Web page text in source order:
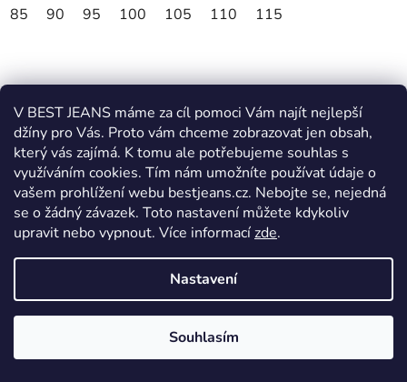
V BEST JEANS máme za cíl pomoci Vám najít nejlepší
džíny pro Vás. Proto vám chceme zobrazovat jen obsah,
který vás zajímá. K tomu ale potřebujeme souhlas s
využíváním cookies. Tím nám umožníte používat údaje o
vašem prohlížení webu bestjeans.cz. Nebojte se, nejedná
se o žádný závazek. Toto nastavení můžete kdykoliv
upravit nebo vypnout. Více informacízde.
Nastavení
Souhlasím
85 90 95 100 105 110 115